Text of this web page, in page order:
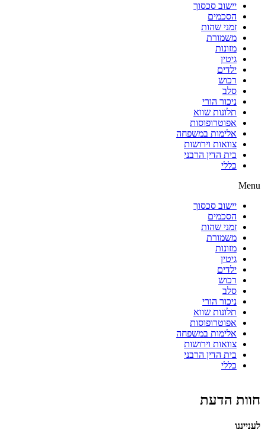
יישוב סכסוך
הסכמים
זמני שהות
משמורת
מזונות
גיטין
ילדים
רכוש
סלב
ניכור הורי
תלונות שווא
אפוטרופוסות
אלימות במשפחה
צוואות וירושות
בית הדין הרבני
כללי
Menu
יישוב סכסוך
הסכמים
זמני שהות
משמורת
מזונות
גיטין
ילדים
רכוש
סלב
ניכור הורי
תלונות שווא
אפוטרופוסות
אלימות במשפחה
צוואות וירושות
בית הדין הרבני
כללי
חוות הדעת
לענייננו